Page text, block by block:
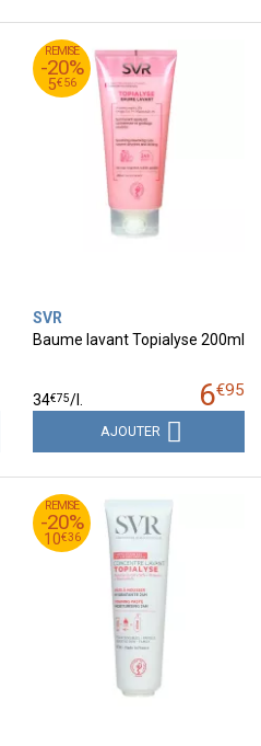
REMISE
-20%
5€56
6
€
95
5
€
56
SVR
Baume lavant Topialyse 200ml
6€95
34€75/
AJOUTER
REMISE
-20%
10€36
12
€
95
10
€
36